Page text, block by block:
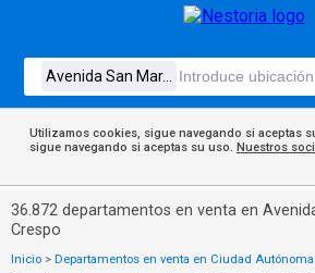
Utilizamos cookies, sigue navegando si aceptas
sigue navegando si aceptas su uso. Nuestros
36.872 departamentos en venta en
Crespo
Inicio > Departamentos en venta en Ciudad